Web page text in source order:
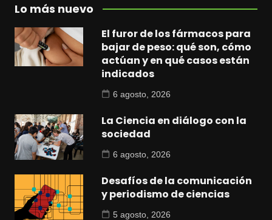
Lo más nuevo
El furor de los fármacos para
bajar de peso: qué son, cómo
actúan y en qué casos están
indicados
6 agosto, 2026
La Ciencia en diálogo con la
sociedad
6 agosto, 2026
Desafíos de la comunicación
y periodismo de ciencias
5 agosto, 2026